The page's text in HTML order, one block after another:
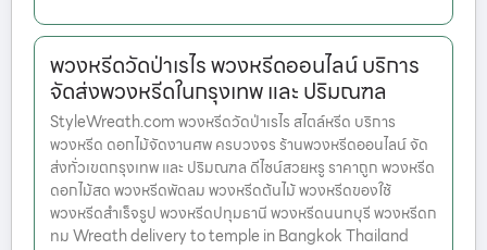
พวงหรีดวัดป่าเรไร พวงหรีดออนไลน์ บริการ
จัดส่งพวงหรีดในกรุงเทพ และ ปริมณฑล
StyleWreath.com พวงหรีดวัดป่าเรไร สไตล์หรีด บริการ
พวงหรีด ดอกไม้จัดงานศพ ครบวงจร ร้านพวงหรีดออนไลน์ จัด
ส่งทั่วเขตกรุงเทพ และ ปริมณฑล ดีไซน์สวยหรู ราคาถูก พวงหรีด
ดอกไม้สด พวงหรีดพัดลม พวงหรีดต้นไม้ พวงหรีดของใช้
พวงหรีดสำเร็จรูป พวงหรีดปทุมธานี พวงหรีดนนทบุรี พวงหรีดก
ทม Wreath delivery to temple in Bangkok Thailand